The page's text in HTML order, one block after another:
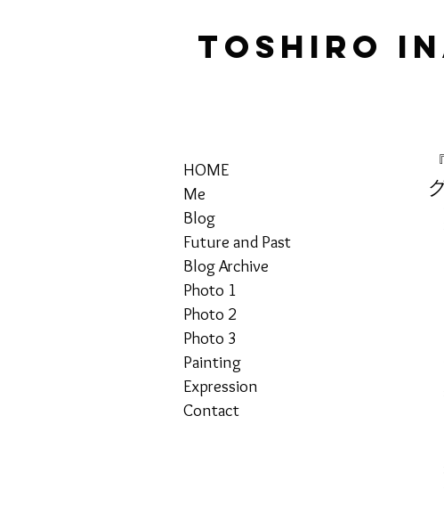
TOSHIRO
HOME
Me
Blog
Future and Past
Blog Archive
Photo 1
Photo 2
Photo 3
Painting
Expression
Contact